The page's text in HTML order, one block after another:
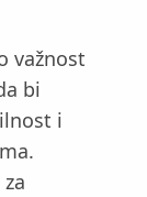
važnost
bi
i